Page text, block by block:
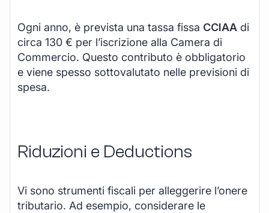
Ogni anno, è prevista una tassa fissa CCIAA di
circa 130 € per l’iscrizione alla Camera di
Commercio. Questo contributo è obbligatorio
e viene spesso sottovalutato nelle previsioni di
spesa.
Riduzioni e Deductions
Vi sono strumenti fiscali per alleggerire l’onere
tributario. Ad esempio, considerare le